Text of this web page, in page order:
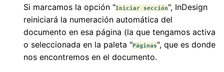
Si marcamos la opción "Iniciar sección", InDesign
reiniciará la numeración automática del
documento en esa página (la que tengamos activa
o seleccionada en la paleta "Páginas", que es donde
nos encontremos en el documento.